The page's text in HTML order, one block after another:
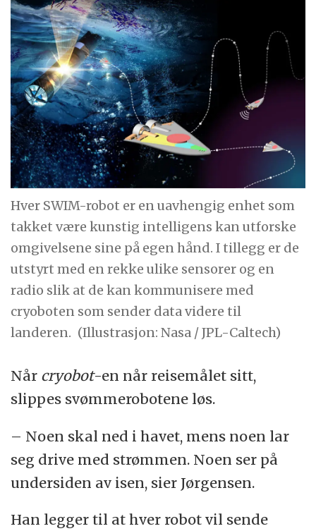
Hver SWIM-robot er en uavhengig enhet som
takket være kunstig intelligens kan utforske
omgivelsene sine på egen hånd. I tillegg er de
utstyrt med en rekke ulike sensorer og en
radio slik at de kan kommunisere med
cryoboten som sender data videre til
landeren. (Illustrasjon: Nasa / JPL-Caltech)
Når cryobot-en når reisemålet sitt,
slippes svømmerobotene løs.
– Noen skal ned i havet, mens noen lar
seg drive med strømmen. Noen ser på
undersiden av isen, sier Jørgensen.
Han legger til at hver robot vil sende